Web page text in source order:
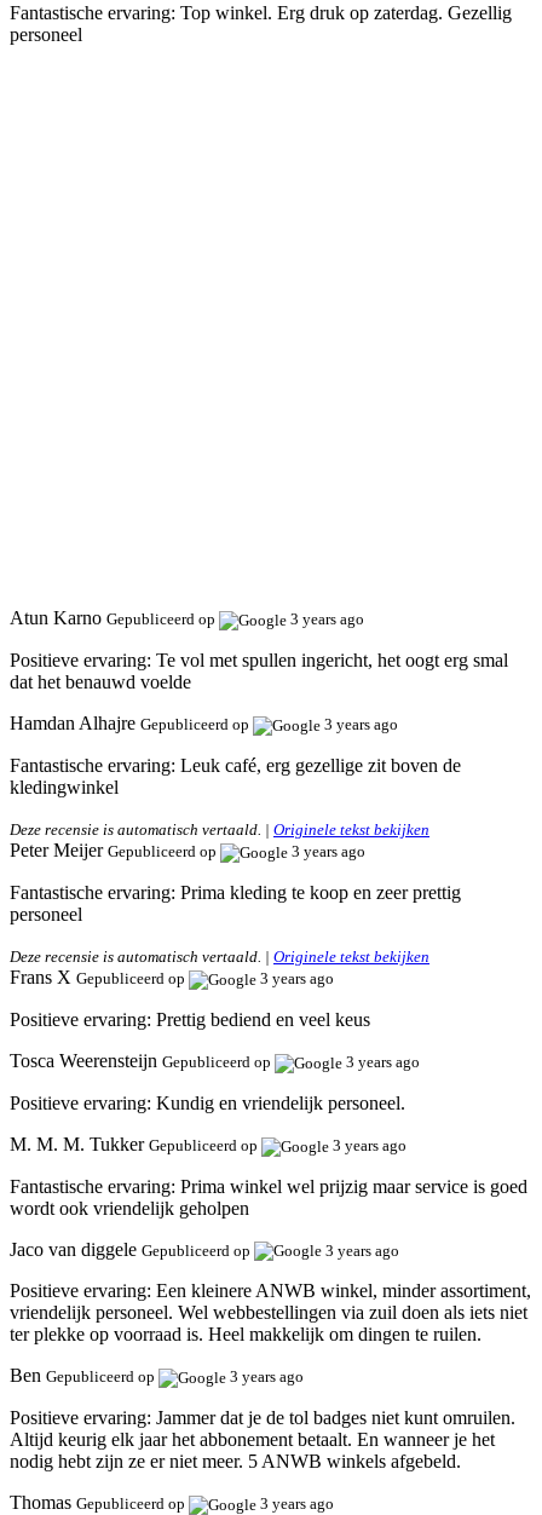
Fantastische ervaring: Top winkel. Erg druk op zaterdag. Gezellig
personeel
Atun Karno Gepubliceerd op 3 years ago
Positieve ervaring: Te vol met spullen ingericht, het oogt erg smal
dat het benauwd voelde
Hamdan Alhajre Gepubliceerd op 3 years ago
Fantastische ervaring: Leuk café, erg gezellige zit boven de
kledingwinkel
Deze recensie is automatisch vertaald. | Originele tekst bekijken
Peter Meijer Gepubliceerd op 3 years ago
Fantastische ervaring: Prima kleding te koop en zeer prettig
personeel
Deze recensie is automatisch vertaald. | Originele tekst bekijken
Frans X Gepubliceerd op 3 years ago
Positieve ervaring: Prettig bediend en veel keus
Tosca Weerensteijn Gepubliceerd op 3 years ago
Positieve ervaring: Kundig en vriendelijk personeel.
M. M. M. Tukker Gepubliceerd op 3 years ago
Fantastische ervaring: Prima winkel wel prijzig maar service is goed
wordt ook vriendelijk geholpen
Jaco van diggele Gepubliceerd op 3 years ago
Positieve ervaring: Een kleinere ANWB winkel, minder assortiment,
vriendelijk personeel. Wel webbestellingen via zuil doen als iets niet
ter plekke op voorraad is. Heel makkelijk om dingen te ruilen.
Ben Gepubliceerd op 3 years ago
Positieve ervaring: Jammer dat je de tol badges niet kunt omruilen.
Altijd keurig elk jaar het abbonement betaalt. En wanneer je het
nodig hebt zijn ze er niet meer. 5 ANWB winkels afgebeld.
Thomas Gepubliceerd op 3 years ago